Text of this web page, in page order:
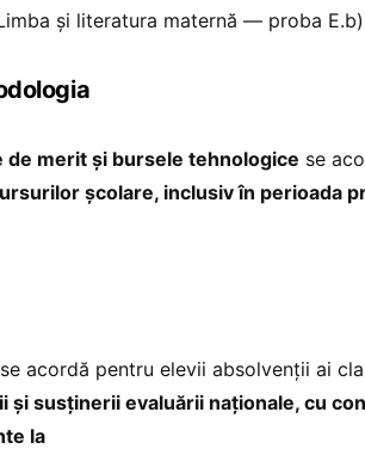
și literatura maternă — proba
de merit și bursele tehnologice se
școlare, inclusiv în perioada
acordă pentru elevii absolvenții ai
și susținerii evaluării naționale, cu
la